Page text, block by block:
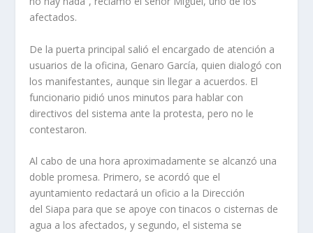
afectados.
De la puerta principal salió el encargado de atención a
usuarios de la oficina, Genaro García, quien dialogó con
los manifestantes, aunque sin llegar a acuerdos. El
funcionario pidió unos minutos para hablar con
directivos del sistema ante la protesta, pero no le
contestaron.
Al cabo de una hora aproximadamente se alcanzó una
doble promesa. Primero, se acordó que el
ayuntamiento redactará un oficio a la Dirección
del Siapa para que se apoye con tinacos o cisternas de
agua a los afectados, y segundo, el sistema se